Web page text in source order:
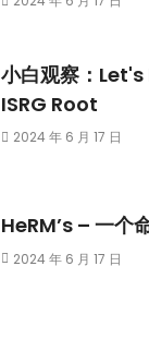
小白观察：
ISRG Root
2024 年 6 月 17 日
HeRM’s – 一个
2024 年 6 月 17 日